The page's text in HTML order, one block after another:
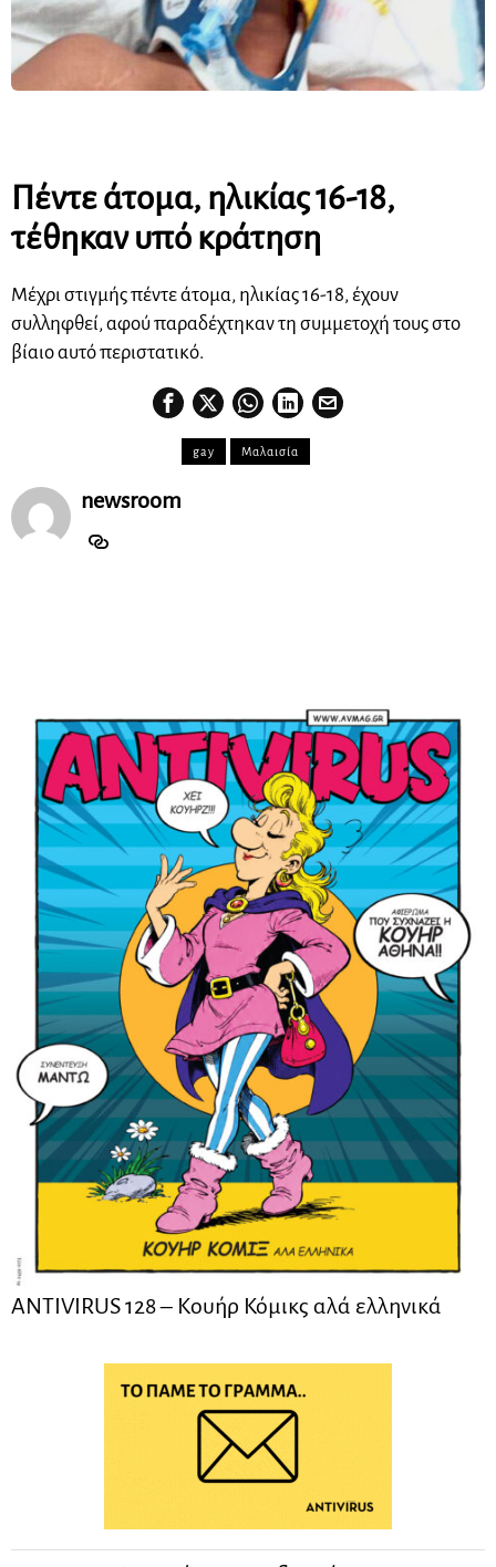
Πέντε άτομα, ηλικίας 16-18,
τέθηκαν υπό κράτηση
Μέχρι στιγμής πέντε άτομα, ηλικίας 16-18, έχουν
συλληφθεί, αφού παραδέχτηκαν τη συμμετοχή τους στο
βίαιο αυτό περιστατικό.
gay Μαλαισία
newsroom
ANTIVIRUS 128 – Kουήρ Κόμικς αλά ελληνικά